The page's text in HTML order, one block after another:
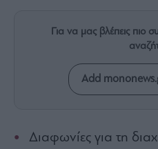
Άρθρα
Les
Για να μας βλέπεις πιο
Add
Διαφωνίες για τη